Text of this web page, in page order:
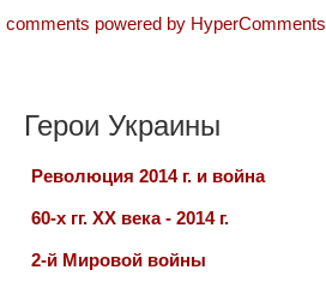
comments powered by HyperComments
Герои Украины
Революция 2014 г. и война
60-х гг. ХХ века - 2014 г.
2-й Мировой войны